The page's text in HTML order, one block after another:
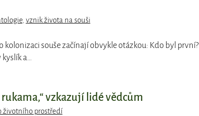
, vznik života na souši
kolonizaci souše začínají obvykle otázkou: Kdo byl první?
a…
vzkazují lidé vědcům
životního prostředí